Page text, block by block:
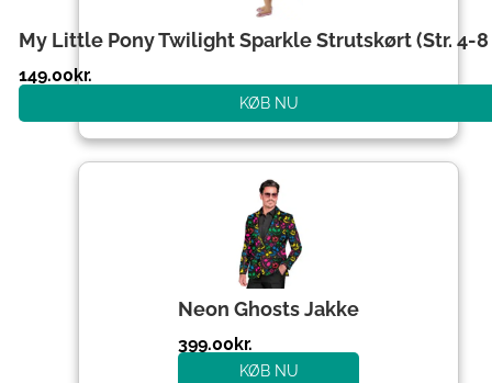
My Little Pony Twilight Sparkle Strutskørt (Str. 4-8
149.00kr.
KØB NU
Neon Ghosts Jakke
399.00kr.
KØB NU